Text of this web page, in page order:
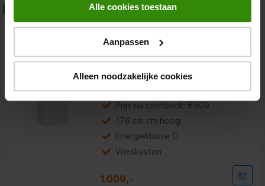
Alle cookies toestaan
Aanpassen
Alleen noodzakelijke cookies
Bosch GSN54DWCV
Vrieskast
4.8
Goud voor energiebesparing
deze
opent
Youreko’s
voor
energiebesparing.
Prijs na cashback: €909
176 cm cm hoog
Energieklasse C
Vrieskasten
1.009,-